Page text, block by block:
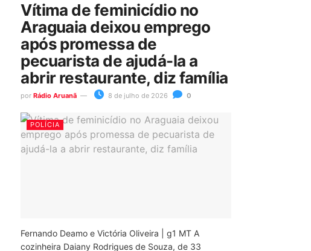
Vítima de feminicídio no
Araguaia deixou emprego
após promessa de
pecuarista de ajudá-la a
abrir restaurante, diz família
por Rádio Aruanã 8 de julho de 2026 0
POLÍCIA
Fernando Deamo e Victória Oliveira | g1 MT A
cozinheira Daiany Rodrigues de Souza, de 33